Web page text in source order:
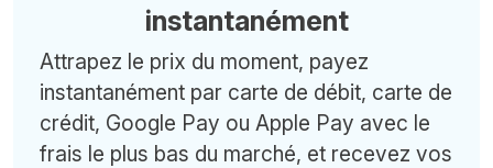
instantanément
Attrapez le prix du moment, payez
instantanément par carte de débit, carte de
crédit, Google Pay ou Apple Pay avec le
frais le plus bas du marché, et recevez vos